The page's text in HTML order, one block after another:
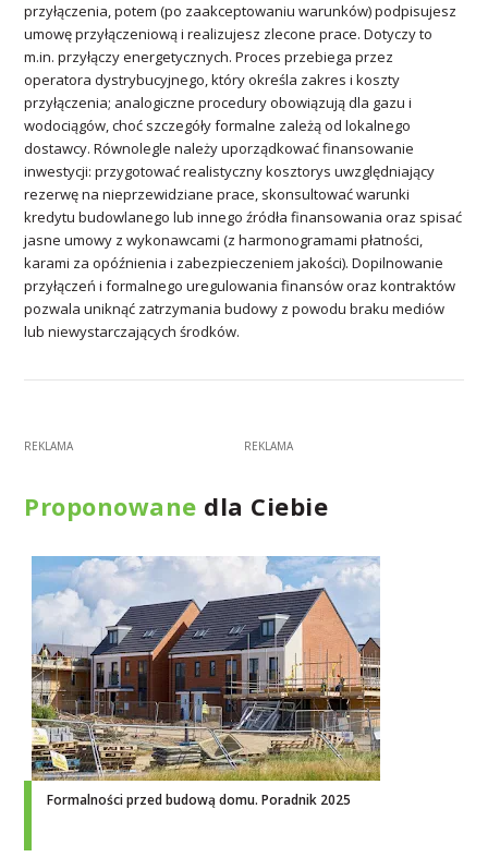
przyłączenia, potem (po zaakceptowaniu warunków) podpisujesz
umowę przyłączeniową i realizujesz zlecone prace. Dotyczy to
m.in. przyłączy energetycznych. Proces przebiega przez
operatora dystrybucyjnego, który określa zakres i koszty
przyłączenia; analogiczne procedury obowiązują dla gazu i
wodociągów, choć szczegóły formalne zależą od lokalnego
dostawcy. Równolegle należy uporządkować finansowanie
inwestycji: przygotować realistyczny kosztorys uwzględniający
rezerwę na nieprzewidziane prace, skonsultować warunki
kredytu budowlanego lub innego źródła finansowania oraz spisać
jasne umowy z wykonawcami (z harmonogramami płatności,
karami za opóźnienia i zabezpieczeniem jakości). Dopilnowanie
przyłączeń i formalnego uregulowania finansów oraz kontraktów
pozwala uniknąć zatrzymania budowy z powodu braku mediów
lub niewystarczających środków.
Proponowane dla Ciebie
Formalności przed budową domu. Poradnik 2025